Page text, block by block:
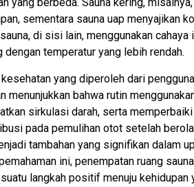
sementara sauna uap menyajikan
di sisi lain, menggunakan
dengan temperatur yang lebih rendah.
yang diperoleh dari
menunjukkan bahwa rutin
sirkulasi darah, serta
pada pemulihan otot setelah
tambahan yang signifikan dalam
ini, penempatan ruang
langkah positif menuju kehidupan